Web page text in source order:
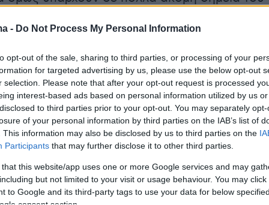
- Do Not Process My Personal Information
opt-out of the sale, sharing to third parties, or processing of your
for targeted advertising by us, please use the below opt-out
selection. Please note that after your opt-out request is processed
interest-based ads based on personal information utilized by us
to third parties prior to your opt-out. You may separately
of your personal information by third parties on the IAB’s list of
This information may also be disclosed by us to third parties on the
Participants that may further disclose it to other third parties.
that this website/app uses one or more Google services and may
but not limited to your visit or usage behaviour. You may
to Google and its third-party tags to use your data for below
από τις 11 το βράδυ ηλεωφόρος Εθνικής
από το γήπεδο της Καισαριανής μέχρι την
Υμηττού και στα δύο ρεύματα κυκλοφορίας.
την τελευταία ενημέρωση της ΕΛ.ΑΣ η οποία
αργά το βράδυ της Τρίτης η
στα κάτωθι σημεία:
εωφόρου Πάρνηθος
, από το ύψος της